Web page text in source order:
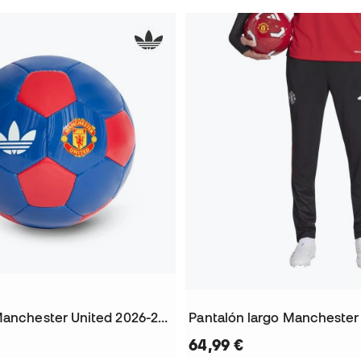
Balón Mini Manchester United 2026-2027
64,99 €